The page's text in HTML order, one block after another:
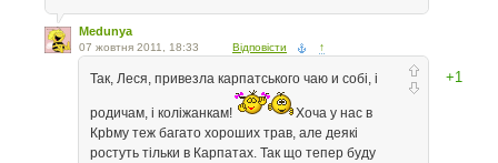
Medunya
07 жовтня 2011, 18:33 Відповісти ↑
+1
Так, Леся, привезла карпатського чаю и собі, і
родичам, і коліжанкам!
Хоча у нас в
Крbму теж багато хороших трав, але деякі
ростуть тільки в Карпатах. Так що тепер буду